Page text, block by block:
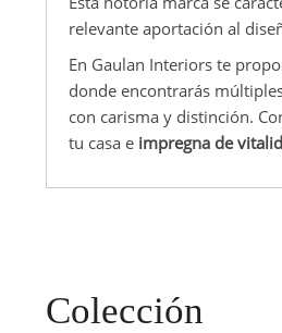
relevante aportación al
En Gaulan Interiors te
donde encontrarás
con carisma y distinción.
tu casa e impregna de
Colección